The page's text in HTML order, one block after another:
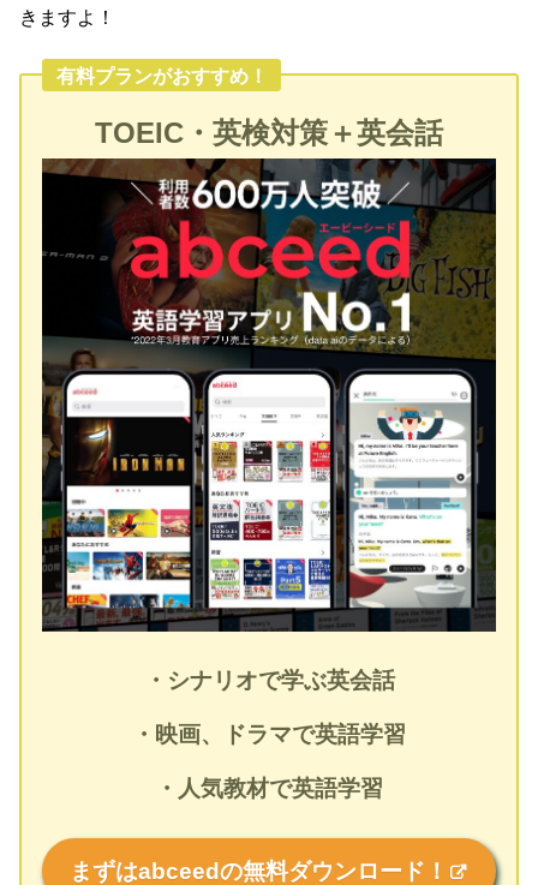
きますよ！
有料プランがおすすめ！
TOEIC・英検対策＋英会話
・シナリオで学ぶ英会話
・映画、ドラマで英語学習
・人気教材で英語学習
まずはabceedの無料ダウンロード！